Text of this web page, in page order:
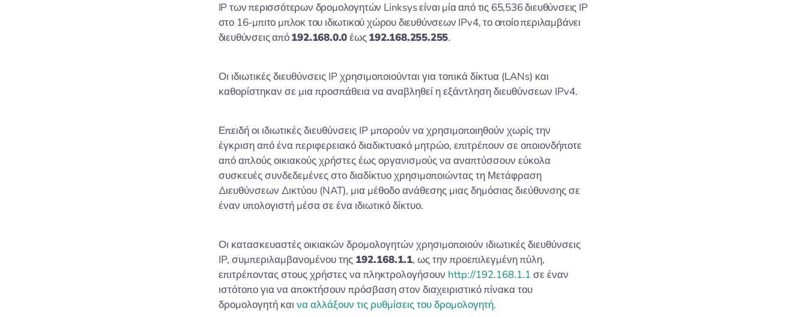
IP των περισσότερων δρομολογητών Linksys είναι μία από τις 65,536 διευθύνσεις IP
στο 16-μπιτο μπλοκ του ιδιωτικού χώρου διευθύνσεων IPv4, το οποίο περιλαμβάνει
διευθύνσεις από192.168.0.0έως192.168.255.255.
Οι ιδιωτικές διευθύνσεις IP χρησιμοποιούνται για τοπικά δίκτυα (LANs) και
καθορίστηκαν σε μια προσπάθεια να αναβληθεί η εξάντληση διευθύνσεων IPv4.
Επειδή οι ιδιωτικές διευθύνσεις IP μπορούν να χρησιμοποιηθούν χωρίς την
έγκριση από ένα περιφερειακό διαδικτυακό μητρώο, επιτρέπουν σε οποιονδήποτε
από απλούς οικιακούς χρήστες έως οργανισμούς να αναπτύσσουν εύκολα
συσκευές συνδεδεμένες στο διαδίκτυο χρησιμοποιώντας τη Μετάφραση
Διευθύνσεων Δικτύου (NAT), μια μέθοδο ανάθεσης μιας δημόσιας διεύθυνσης σε
έναν υπολογιστή μέσα σε ένα ιδιωτικό δίκτυο.
Οι κατασκευαστές οικιακών δρομολογητών χρησιμοποιούν ιδιωτικές διευθύνσεις
IP, συμπεριλαμβανομένου της 192.168.1.1, ως την προεπιλεγμένη πύλη,
επιτρέποντας στους χρήστες να πληκτρολογήσουν http://192.168.1.1 σε έναν
ιστότοπο για να αποκτήσουν πρόσβαση στον διαχειριστικό πίνακα του
δρομολογητή και να αλλάξουν τις ρυθμίσεις του δρομολογητή.